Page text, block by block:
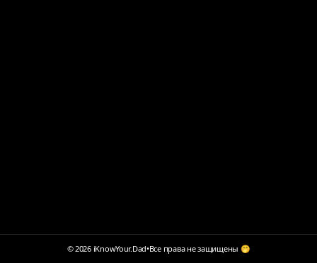
© 2026 iKnowYour.Dad•Все права не защищены 🤭